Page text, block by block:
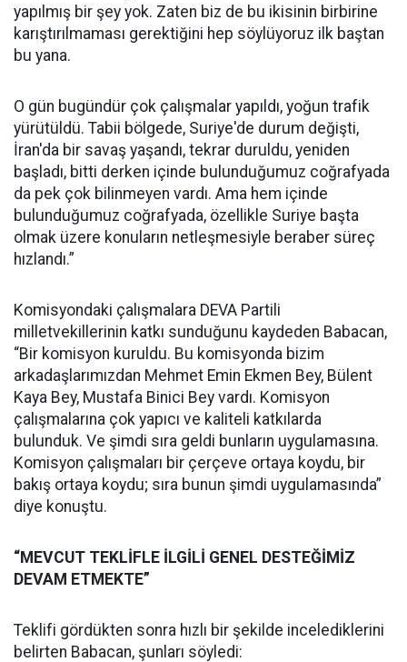
yapılmış bir şey yok. Zaten biz de bu ikisinin birbirine
karıştırılmaması gerektiğini hep söylüyoruz ilk baştan
bu yana.
O gün bugündür çok çalışmalar yapıldı, yoğun trafik
yürütüldü. Tabii bölgede, Suriye'de durum değişti,
İran'da bir savaş yaşandı, tekrar duruldu, yeniden
başladı, bitti derken içinde bulunduğumuz coğrafyada
da pek çok bilinmeyen vardı. Ama hem içinde
bulunduğumuz coğrafyada, özellikle Suriye başta
olmak üzere konuların netleşmesiyle beraber süreç
hızlandı.”
Komisyondaki çalışmalara DEVA Partili
milletvekillerinin katkı sunduğunu kaydeden Babacan,
“Bir komisyon kuruldu. Bu komisyonda bizim
arkadaşlarımızdan Mehmet Emin Ekmen Bey, Bülent
Kaya Bey, Mustafa Binici Bey vardı. Komisyon
çalışmalarına çok yapıcı ve kaliteli katkılarda
bulunduk. Ve şimdi sıra geldi bunların uygulamasına.
Komisyon çalışmaları bir çerçeve ortaya koydu, bir
bakış ortaya koydu; sıra bunun şimdi uygulamasında”
diye konuştu.
“MEVCUT TEKLİFLE İLGİLİ GENEL DESTEĞİMİZ
DEVAM ETMEKTE”
Teklifi gördükten sonra hızlı bir şekilde incelediklerini
belirten Babacan, şunları söyledi: